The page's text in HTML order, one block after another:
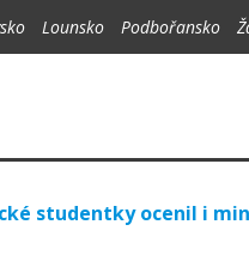
Lounsko Podbořansko
studentky ocenil i